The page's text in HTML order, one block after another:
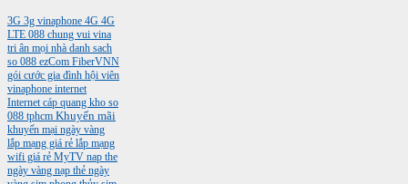
3G 3g vinaphone 4G 4G
LTE 088 chung vui vina
tri ân mọi nhà danh sach
so 088 ezCom FiberVNN
gói cước gia đình hội viên
vinaphone internet
Internet cáp quang kho so
088 tphcm Khuyến mãi
khuyến mại ngày vàng
lắp mạng giá rẻ lắp mạng
wifi giá rẻ MyTV nap the
ngày vàng nạp thẻ ngày